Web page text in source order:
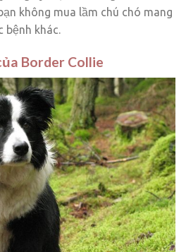
không mua lầm chú chó mang
bệnh khác.
Border Collie